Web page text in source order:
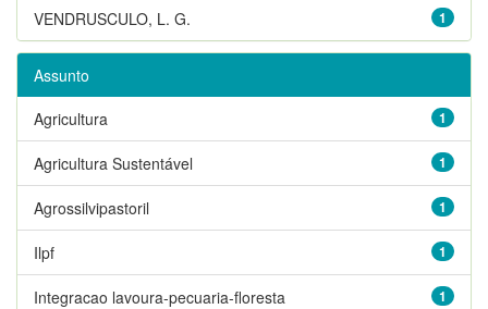
1
VENDRUSCULO, L. G.
Assunto
1
Agricultura
1
Agricultura Sustentável
1
Agrossilvipastoril
1
Ilpf
1
Integracao lavoura-pecuaria-floresta